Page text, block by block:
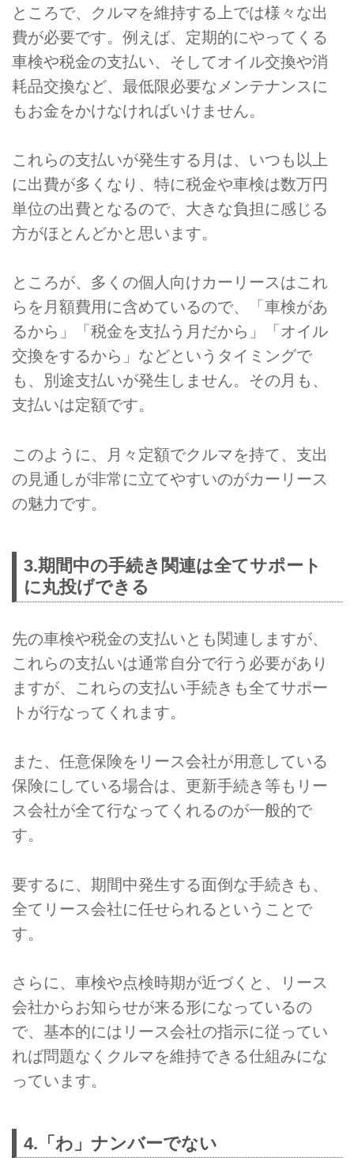
ところで、クルマを維持する上では様々な出
費が必要です。例えば、定期的にやってくる
車検や税金の支払い、そしてオイル交換や消
耗品交換など、最低限必要なメンテナンスに
もお金をかけなければいけません。
これらの支払いが発生する月は、いつも以上
に出費が多くなり、特に税金や車検は数万円
単位の出費となるので、大きな負担に感じる
方がほとんどかと思います。
ところが、多くの個人向けカーリースはこれ
らを月額費用に含めているので、「車検があ
るから」「税金を支払う月だから」「オイル
交換をするから」などというタイミングで
も、別途支払いが発生しません。その月も、
支払いは定額です。
このように、月々定額でクルマを持て、支出
の見通しが非常に立てやすいのがカーリース
の魅力です。
3.期間中の手続き関連は全てサポート
に丸投げできる
先の車検や税金の支払いとも関連しますが、
これらの支払いは通常自分で行う必要があり
ますが、これらの支払い手続きも全てサポー
トが行なってくれます。
また、任意保険をリース会社が用意している
保険にしている場合は、更新手続き等もリー
ス会社が全て行なってくれるのが一般的で
す。
要するに、期間中発生する面倒な手続きも、
全てリース会社に任せられるということで
す。
さらに、車検や点検時期が近づくと、リース
会社からお知らせが来る形になっているの
で、基本的にはリース会社の指示に従ってい
れば問題なくクルマを維持できる仕組みにな
っています。
4.「わ」ナンバーでない